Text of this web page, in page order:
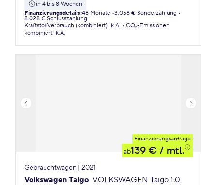
in 4 bis 8 Wochen
Finanzierungsdetails:48 Monate 3.058 € Sonderzahlung
8.028 € Schlusszahlung
Kraftstoffverbrauch (kombiniert): k.A.
CO₂-Emissionen
kombiniert: k.A.
Finanzierungsanfrage
ab139 € / mtl.
Gebrauchtwagen | 2021
Volkswagen Taigo VOLKSWAGEN Taigo 1.0